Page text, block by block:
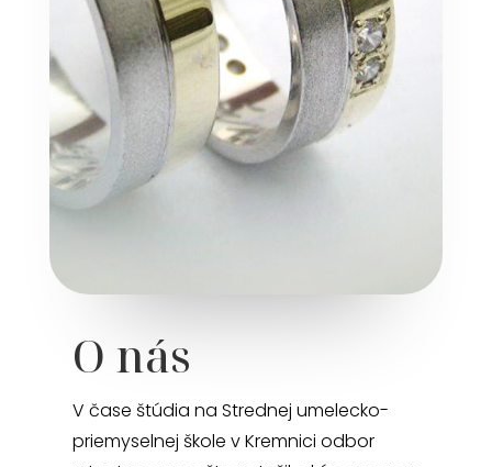
O nás
V čase štúdia na Strednej umelecko-
priemyselnej škole v Kremnici odbor